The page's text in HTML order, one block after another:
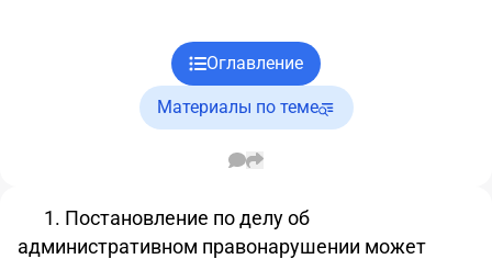
Оглавление
Материалы по теме
1. Постановление по делу об
административном правонарушении может